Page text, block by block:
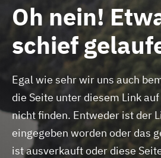
Oh nein!
schief
Egal wie sehr wir uns auch
die Seite unter diesem Link
nicht finden. Entweder ist der
eingegeben worden oder das
ist ausverkauft oder diese